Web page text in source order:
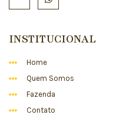
INSTITUCIONAL
Home
Quem Somos
Fazenda
Contato